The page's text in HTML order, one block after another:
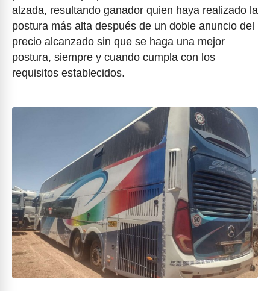
alzada, resultando ganador quien haya realizado la
postura más alta después de un doble anuncio del
precio alcanzado sin que se haga una mejor
postura, siempre y cuando cumpla con los
requisitos establecidos.